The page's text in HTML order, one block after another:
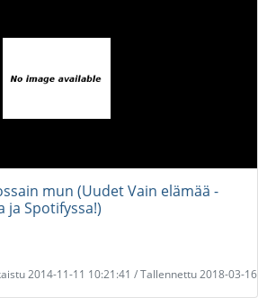
mun (Uudet Vain elämää -
ja Spotifyssa!)
2014-11-11 10:21:41 / Tallennettu 2018-03-16